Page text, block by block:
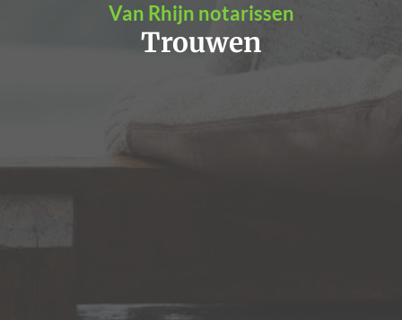
Van Rhijn notarissen
Trouwen